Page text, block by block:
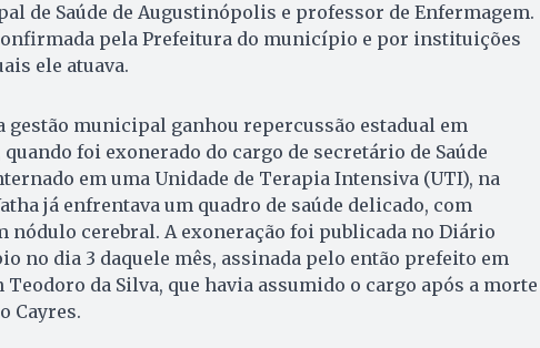
de Saúde de Augustinópolis e professor de Enfermagem.
pela Prefeitura do município e por instituições
ele atuava.
gestão municipal ganhou repercussão estadual em
quando foi exonerado do cargo de secretário de Saúde
em uma Unidade de Terapia Intensiva (UTI), na
já enfrentava um quadro de saúde delicado, com
nódulo cerebral. A exoneração foi publicada no Diário
no dia 3 daquele mês, assinada pelo então prefeito em
da Silva, que havia assumido o cargo após a morte
Cayres.